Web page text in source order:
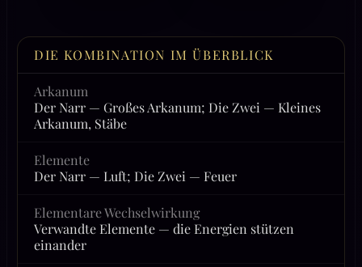
DIE KOMBINATION IM ÜBERBLICK
Arkanum
Der Narr — Großes Arkanum; Die Zwei — Kleines
Arkanum, Stäbe
Elemente
Der Narr — Luft; Die Zwei — Feuer
Elementare Wechselwirkung
Verwandte Elemente — die Energien stützen
einander